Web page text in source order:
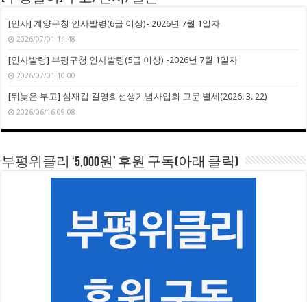
[인사] 계양구청 인사발령(6급 이상)- 2026년 7월 1일자
2026/07/01 14:48
[인사발령] 부평구청 인사발령(5급 이상) -2026년 7월 1일자
2026/07/01 10:00
[뒤늦은 부고] 심재갑 길영희선생기념사업회 고문 별세(2026. 3. 22)
2026/06/16 09:08
부평위클리 ‘5,000원’ 후원 구독(아래 클릭)